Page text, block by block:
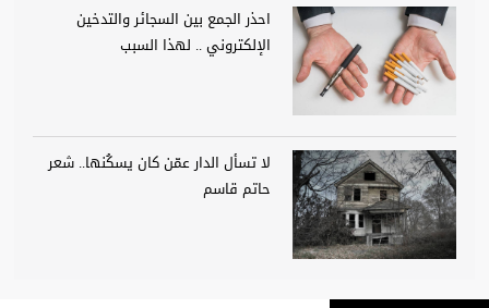
احذر الجمع بين السجائر والتدخين
الإلكتروني .. لهذا السبب
لا تسأل الدار عمّن كان يسكُنها.. شعر
حاتم قاسم